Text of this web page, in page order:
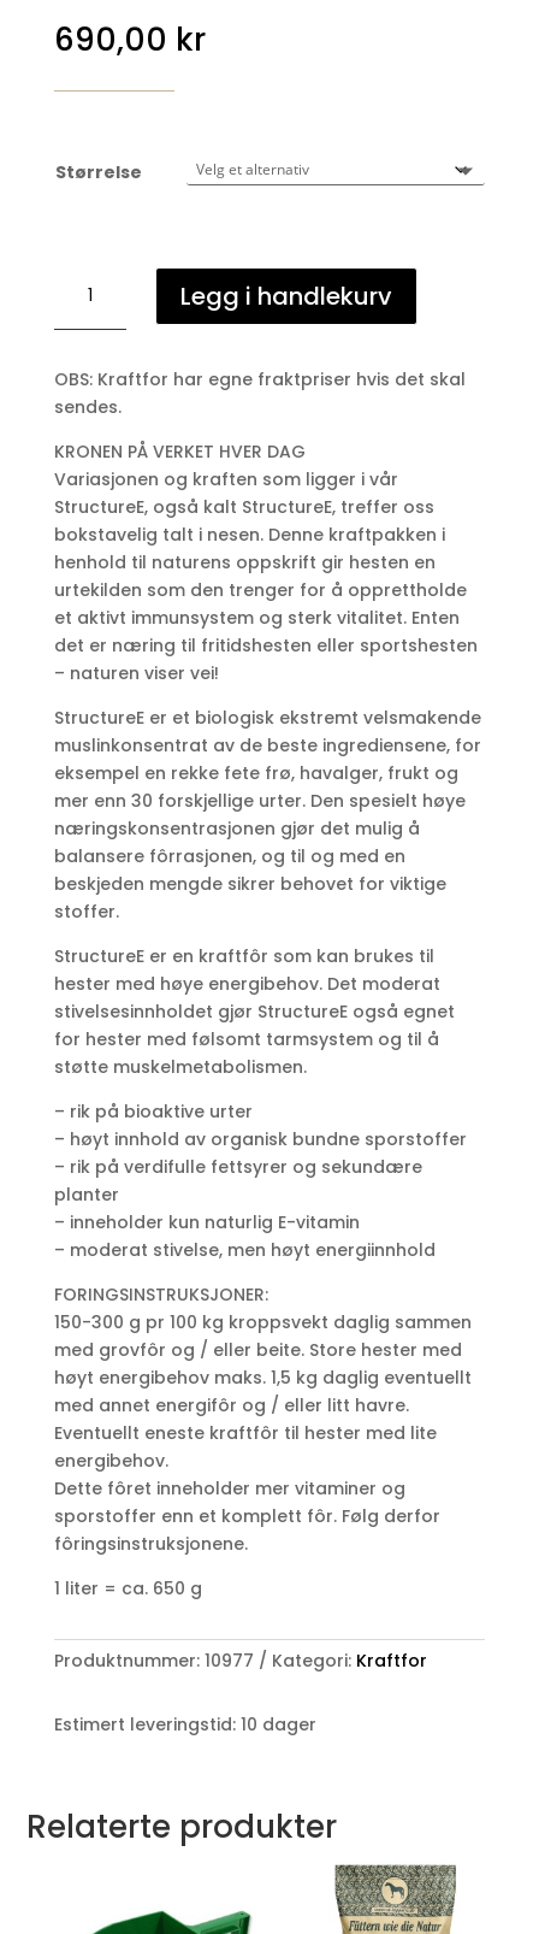
690,00 kr
Størrelse
Hippolyt
Struktur
20kg
antall
Legg i handlekurv
OBS: Kraftfor har egne fraktpriser hvis det skal
sendes.
KRONEN PÅ VERKET HVER DAG
Variasjonen og kraften som ligger i vår
StructureE, også kalt StructureE, treffer oss
bokstavelig talt i nesen. Denne kraftpakken i
henhold til naturens oppskrift gir hesten en
urtekilden som den trenger for å opprettholde
et aktivt immunsystem og sterk vitalitet. Enten
det er næring til fritidshesten eller sportshesten
– naturen viser vei!
StructureE er et biologisk ekstremt velsmakende
muslinkonsentrat av de beste ingrediensene, for
eksempel en rekke fete frø, havalger, frukt og
mer enn 30 forskjellige urter. Den spesielt høye
næringskonsentrasjonen gjør det mulig å
balansere fôrrasjonen, og til og med en
beskjeden mengde sikrer behovet for viktige
stoffer.
StructureE er en kraftfôr som kan brukes til
hester med høye energibehov. Det moderat
stivelsesinnholdet gjør StructureE også egnet
for hester med følsomt tarmsystem og til å
støtte muskelmetabolismen.
– rik på bioaktive urter
– høyt innhold av organisk bundne sporstoffer
– rik på verdifulle fettsyrer og sekundære
planter
– inneholder kun naturlig E-vitamin
– moderat stivelse, men høyt energiinnhold
FORINGSINSTRUKSJONER:
150-300 g pr 100 kg kroppsvekt daglig sammen
med grovfôr og / eller beite. Store hester med
høyt energibehov maks. 1,5 kg daglig eventuellt
med annet energifôr og / eller litt havre.
Eventuellt eneste kraftfôr til hester med lite
energibehov.
Dette fôret inneholder mer vitaminer og
sporstoffer enn et komplett fôr. Følg derfor
fôringsinstruksjonene.
1 liter = ca. 650 g
Produktnummer: 10977 Kategori: Kraftfor
Estimert leveringstid: 10 dager
Relaterte produkter